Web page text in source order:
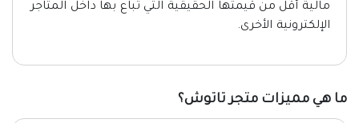
مالية أقل من قيمتها الحقيقية التي تباع بها داخل المتاجر
الإلكترونية الأخرى.
ما هي مميزات متجر تاتوش؟